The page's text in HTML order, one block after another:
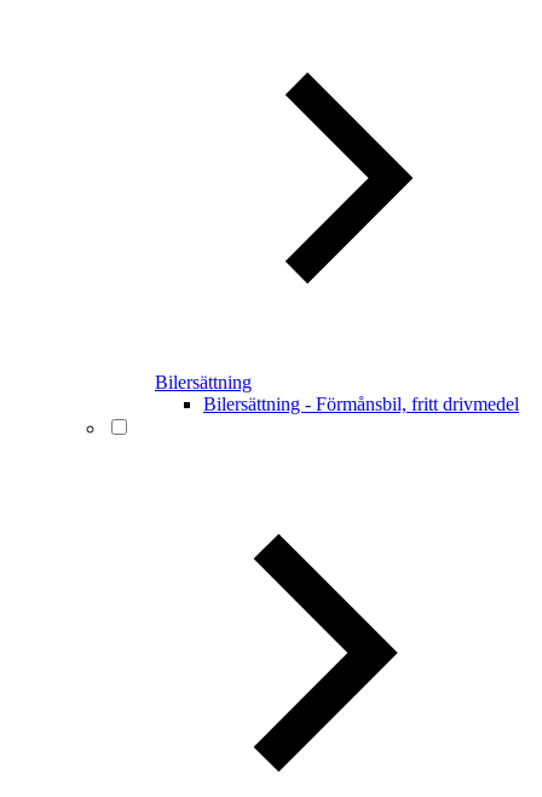
Bilersättning
Bilersättning - Förmånsbil, fritt drivmedel